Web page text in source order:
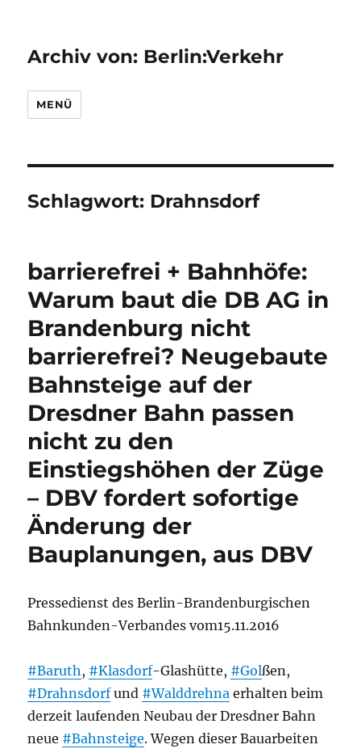
Archiv von: Berlin:Verkehr
MENÜ
Schlagwort: Drahnsdorf
barrierefrei + Bahnhöfe:
Warum baut die DB AG in
Brandenburg nicht
barrierefrei? Neugebaute
Bahnsteige auf der
Dresdner Bahn passen
nicht zu den
Einstiegshöhen der Züge
– DBV fordert sofortige
Änderung der
Bauplanungen, aus DBV
Pressedienst des Berlin-Brandenburgischen
Bahnkunden-Verbandes vom15.11.2016
#Baruth, #Klasdorf-Glashütte, #Golßen,
#Drahnsdorfund #Walddrehna erhalten beim
derzeit laufenden Neubau der Dresdner Bahn
neue #Bahnsteige. Wegen dieser Bauarbeiten